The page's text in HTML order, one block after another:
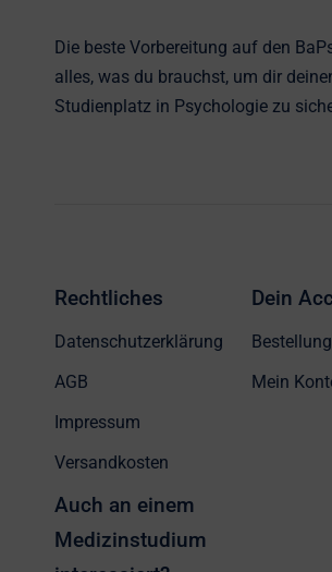
Die beste Vorbereitung auf den
alles, was du brauchst, um dir
Studienplatz in Psychologie zu
Rechtliches
Datenschutzerklärung
AGB
Impressum
Versandkosten
Dein
Mein
Auch an einem
Medizinstudium